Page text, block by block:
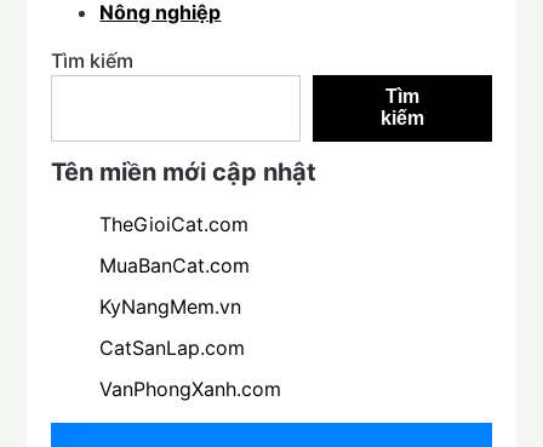
Nông nghiệp
Tìm kiếm
Tìm
kiếm
Tên miền mới cập nhật
TheGioiCat.com
MuaBanCat.com
KyNangMem.vn
CatSanLap.com
VanPhongXanh.com